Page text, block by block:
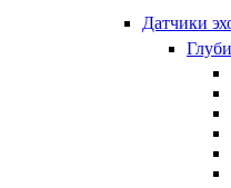
Датчики